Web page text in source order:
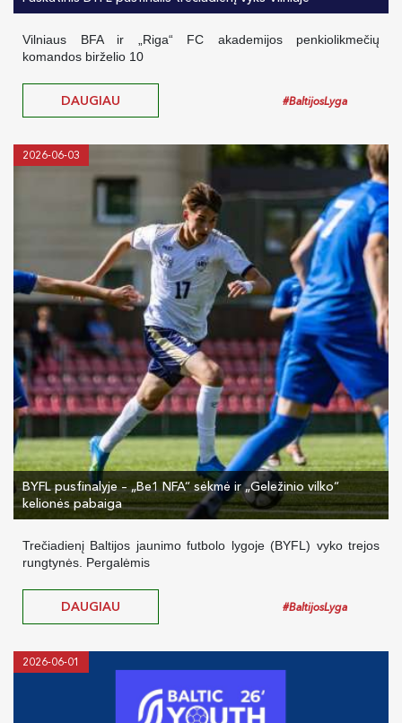
Vilniaus BFA ir „Riga“ FC akademijos penkiolikmečių
komandos birželio 10
DAUGIAU #BaltijosLyga
2026-06-03
BYFL pusfinalyje – „Be1 NFA“ sėkmė ir „Geležinio vilko“
kelionės pabaiga
Trečiadienį Baltijos jaunimo futbolo lygoje (BYFL) vyko trejos
rungtynės. Pergalėmis
DAUGIAU #BaltijosLyga
2026-06-01